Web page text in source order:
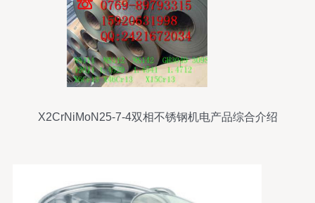
X2CrNiMoN25-7-4双相不锈钢机电产品综合介绍